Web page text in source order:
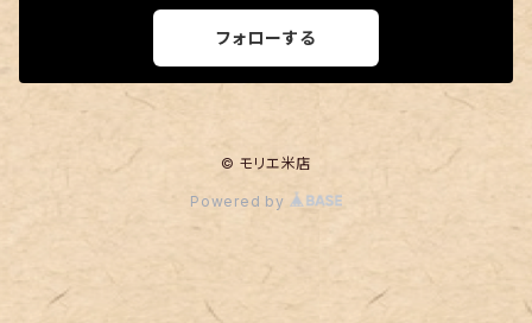
フォローする
© モリエ米店
Powered by